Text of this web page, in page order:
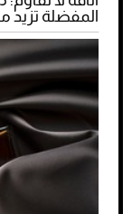
المفضلة